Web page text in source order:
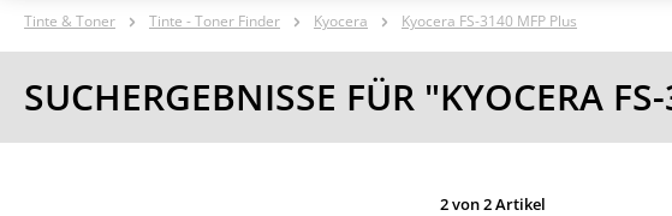
Tinte & Toner Tinte - Toner Finder Kyocera Kyocera FS-3140 MFP Plus
SUCHERGEBNISSE FÜR "KYOCERA
2 von 2 Artikel